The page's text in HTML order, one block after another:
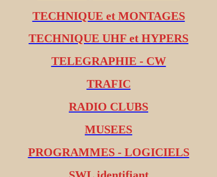
TECHNIQUE et MONTAGES
TECHNIQUE UHF et HYPERS
TELEGRAPHIE - CW
TRAFIC
RADIO CLUBS
MUSEES
PROGRAMMES - LOGICIELS